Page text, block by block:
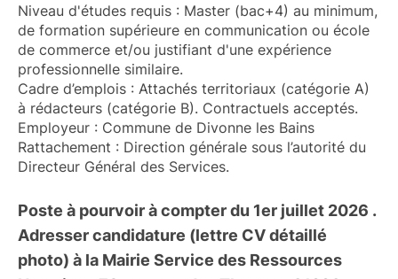
Niveau d'études requis : Master (bac+4) au minimum,
de formation supérieure en communication ou école
de commerce et/ou justifiant d'une expérience
professionnelle similaire.
Cadre d’emplois : Attachés territoriaux (catégorie A)
à rédacteurs (catégorie B). Contractuels acceptés.
Employeur : Commune de Divonne les Bains
Rattachement : Direction générale sous l’autorité du
Directeur Général des Services.
Poste à pourvoir à compter du 1er juillet 2026 .
Adresser candidature (lettre CV détaillé
photo) à la Mairie Service des Ressources